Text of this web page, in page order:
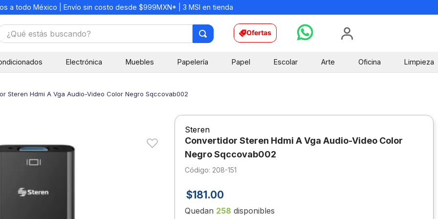
a todo México | Envío sin costo desde $999MXN* | 3 MSI en tienda
estás buscando? Ofertas
Electrónica Muebles Papelería Papel Escolar Arte Oficina Limpieza
Steren Hdmi A Vga Audio-Video Color Negro Sqccovab002
Steren
Convertidor Steren Hdmi A Vga Audio-Video Color
Negro Sqccovab002
: 208-151
$181.00
Quedan 258 disponibles
6.
boligrafo
escolar